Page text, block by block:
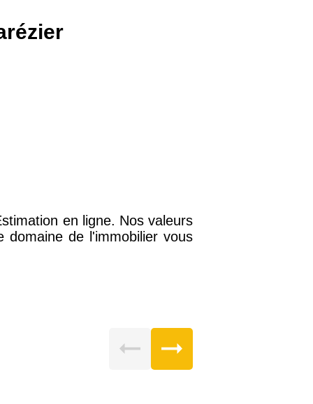
en ligne. Nos valeurs
domaine de l'immobilier vous